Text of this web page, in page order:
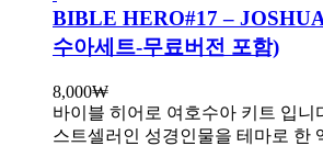
BIBLE HERO#17 –
수아세트-무료버전 포함)
8,000₩
바이블 히어로 여호수아 키트 입니
스트셀러인 성경인물을 테마로 한